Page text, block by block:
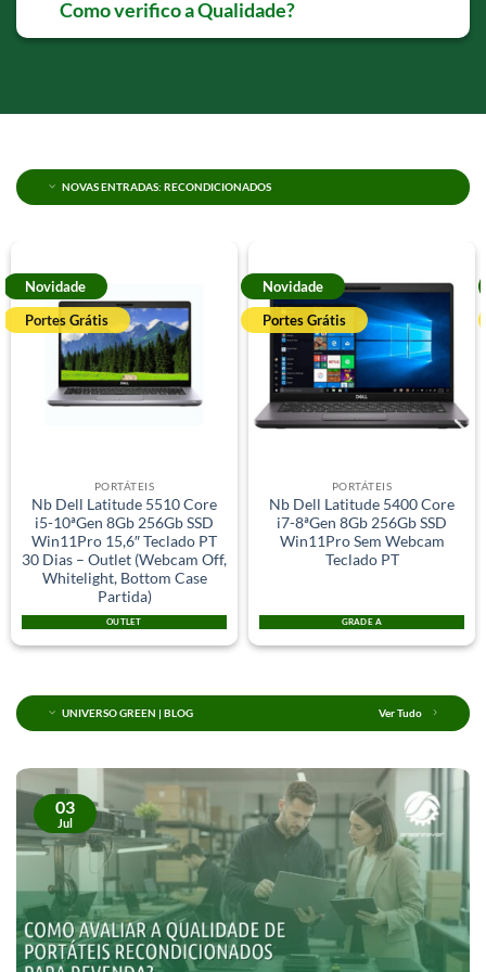
Como verifico a Qualidade?
NOVAS ENTRADAS: RECONDICIONADOS
Novidade
Portes Grátis
PORTÁTEIS
Nb Dell Latitude 5510 Core
i5-10ªGen 8Gb 256Gb SSD
Win11Pro 15,6″ Teclado PT
30 Dias – Outlet (Webcam Off,
Whitelight, Bottom Case
Partida)
OUTLET
Novidade
Portes Grátis
PORTÁTEIS
Nb Dell Latitude 5400 Core
i7-8ªGen 8Gb 256Gb SSD
Win11Pro Sem Webcam
Teclado PT
GRADE A
UNIVERSO GREEN | BLOG Ver Tudo